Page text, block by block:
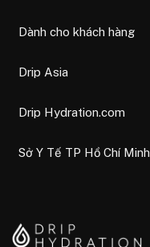
Dành cho khách hàng
Drip Asia
Drip Hydration.com
Sở Y Tế TP Hồ Chí Minh